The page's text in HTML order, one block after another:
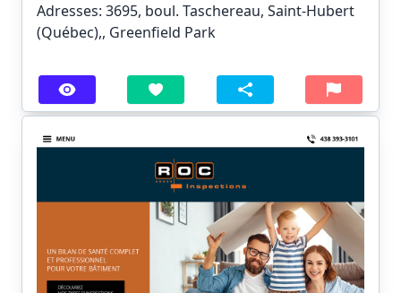
Adresses: 3695, boul. Taschereau, Saint-Hubert
(Québec),, Greenfield Park